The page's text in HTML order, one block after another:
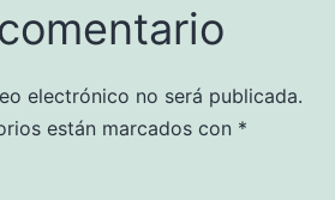
electrónico no será publicada.
están marcados con *